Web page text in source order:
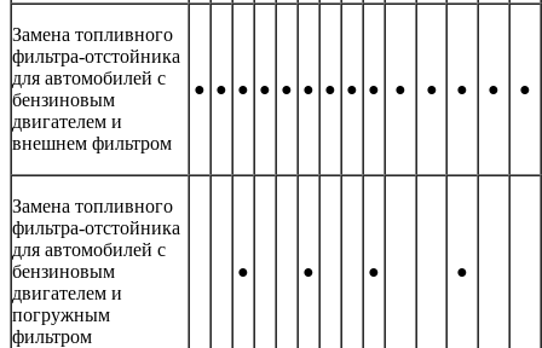
Замена топливного
фильтра-отстойника
для автомобилей с
бензиновым
двигателем и
внешнем фильтром
● ● ● ● ● ● ● ● ● ● ● ● ● ●
Замена топливного
фильтра-отстойника
для автомобилей с
бензиновым
двигателем и
погружным
фильтром
● ● ● ●